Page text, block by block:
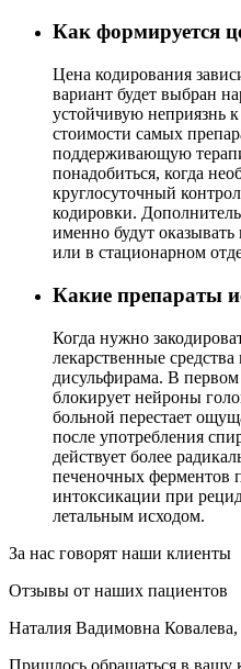
Как формируется
Цена кодирования
вариант будет выбран
устойчивую неприязнь
стоимости самых
поддерживающую
понадобиться, когда
круглосуточный
кодировки.
именно будут
или в стационарном
Какие препараты
Когда нужно
лекарственные
дисульфирама. В
блокирует нейроны
больной перестает
после употребления
действует более
печеночных ферментов
интоксикации при
летальным исходом.
За нас говорят наши клиенты
Отзывы от наших пациентов
Наталия Вадимовна Ковалева,
Пришлось обращаться в вашу